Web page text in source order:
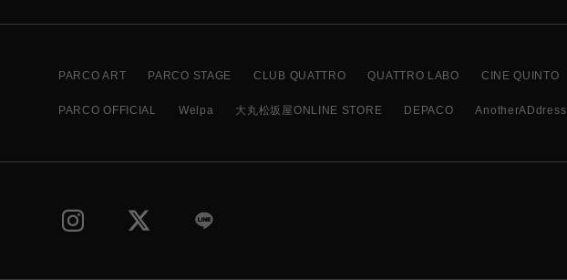
PARCO ART PARCO STAGE CLUB QUATTRO QUATTRO LABO CINE QUINTO
PARCO OFFICIAL Welpa 大丸松坂屋ONLINE STORE DEPACO AnotherADdress